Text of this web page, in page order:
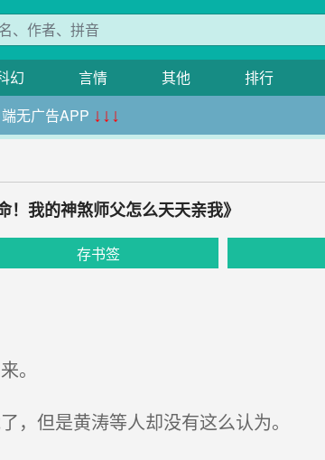
幻 言情 其他 排行
无广告APP ↓↓↓
我的神煞师父怎么天天亲我》
存书签
。
但是黄涛等人却没有这么认为。